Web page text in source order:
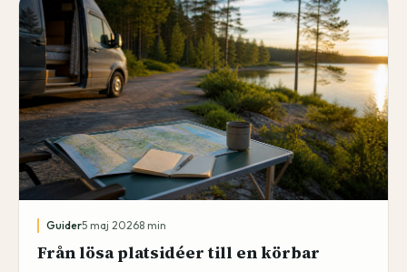
Guider5 maj 20268 min
Från lösa platsidéer till en körbar